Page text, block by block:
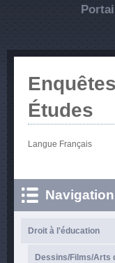
Études
Langue Français
Navigation
Droit à l'éducation
Dessins/Films/Arts